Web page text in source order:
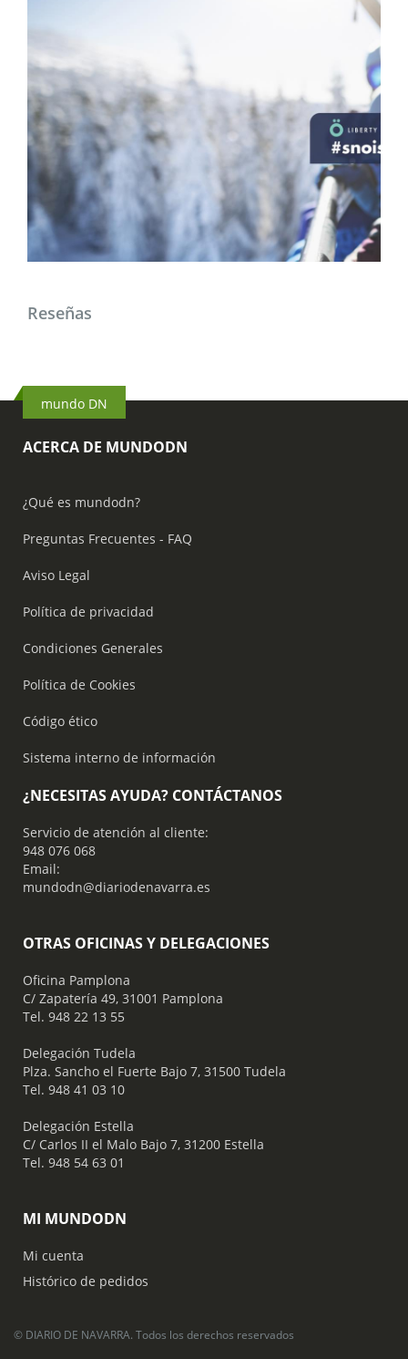
Reseñas
mundo DN
ACERCA DE MUNDODN
¿Qué es mundodn?
Preguntas Frecuentes - FAQ
Aviso Legal
Política de privacidad
Condiciones Generales
Política de Cookies
Código ético
Sistema interno de información
¿NECESITAS AYUDA? CONTÁCTANOS
Servicio de atención al cliente:
948 076 068
Email:
mundodn@diariodenavarra.es
OTRAS OFICINAS Y DELEGACIONES
Oficina Pamplona
C/ Zapatería 49, 31001 Pamplona
Tel. 948 22 13 55
​ Delegación Tudela
Plza. Sancho el Fuerte Bajo 7, 31500 Tudela
Tel. 948 41 03 10
​ Delegación Estella
C/ Carlos II el Malo Bajo 7, 31200 Estella
Tel. 948 54 63 01
MI MUNDODN
Mi cuenta
Histórico de pedidos
© DIARIO DE NAVARRA. Todos los derechos reservados